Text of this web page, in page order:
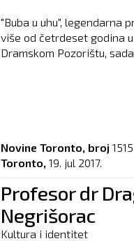
"Buba u uhu", legendarna
više od četrdeset godina
Dramskom Pozorištu, sada
Novine Toronto, broj 1515
Toronto, 19. jul 2017.
Profesor dr
Negrišorac
Kultura i identitet